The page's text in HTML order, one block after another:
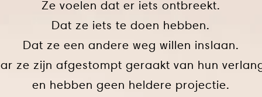
Ze voelen dat er iets ontbreekt.
Dat ze iets te doen hebben.
Dat ze een andere weg willen inslaan.
ze zijn afgestompt geraakt van hun
en hebben geen heldere projectie.